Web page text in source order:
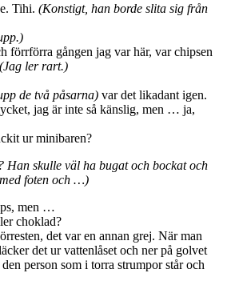
Tihi. (Konstigt, han borde slita sig från
förrförra gången jag var här, var chipsen
(Jag ler rart.)
de två påsarna) var det likadant igen.
jag är inte så känslig, men … ja,
ur minibaren?
Han skulle väl ha bugat och bockat och
foten och …)
men …
choklad?
det var en annan grej. När man
det ur vattenlåset och ner på golvet
person som i torra strumpor står och